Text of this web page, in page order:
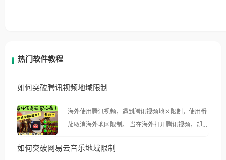
热门软件教程
如何突破腾讯视频地域限制
海外使用腾讯视频，遇到腾讯视频地区限制，使用番
茄取消海外地区限制。 当在海外打开腾讯视频，却突
示语。 海外用户如香港、澳门、台湾、美国、加拿
如何突破网易云音乐地域限制